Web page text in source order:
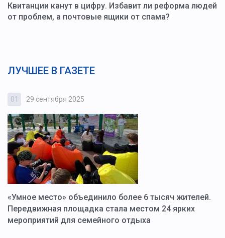
Квитанции канут в цифру. Избавит ли реформа людей
от проблем, а почтовые ящики от спама?
ЛУЧШЕЕ В ГАЗЕТЕ
01 29 сентября 2025
«Умное место» объединило более 6 тысяч жителей.
Передвижная площадка стала местом 24 ярких
мероприятий для семейного отдыха